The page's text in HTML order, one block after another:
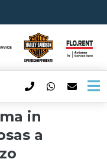
in
a